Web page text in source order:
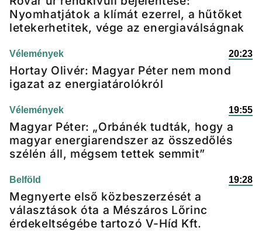
Nyomhatjátok a klímát ezerrel, a hűtőket
letekerhetitek, vége az energiaválságnak
Vélemények 20:23
Hortay Olivér: Magyar Péter nem mond
igazat az energiatárolókról
Vélemények 19:55
Magyar Péter: „Orbánék tudták, hogy a
magyar energiarendszer az összedőlés
szélén áll, mégsem tettek semmit”
Belföld 19:28
Megnyerte első közbeszerzését a
választások óta a Mészáros Lőrinc
érdekeltségébe tartozó V-Híd Kft.